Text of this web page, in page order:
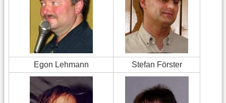
Egon Lehmann Stefan Förster